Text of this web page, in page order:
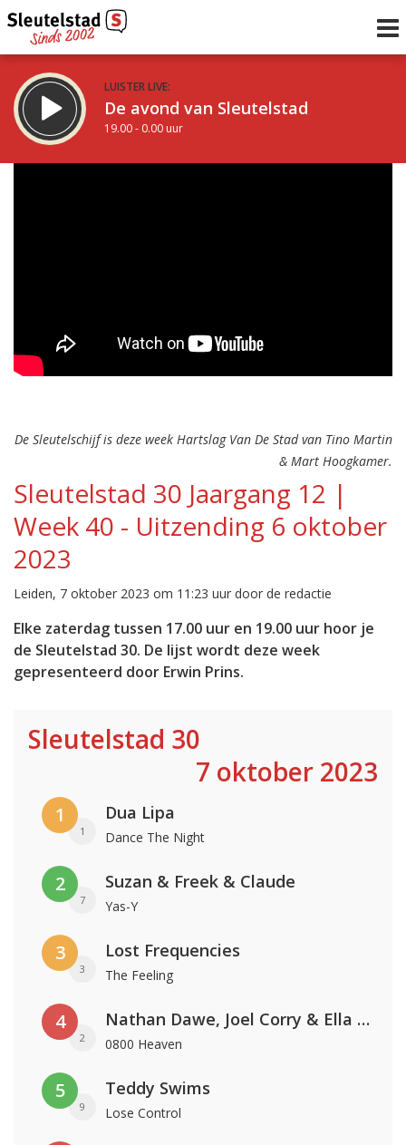
LUISTER LIVE:
De avond van Sleutelstad
19.00 - 0.00 uur
De Sleutelschijf is deze week Hartslag Van De Stad van Tino Martin
& Mart Hoogkamer.
Sleutelstad 30 Jaargang 12 |
Week 40 - Uitzending 6 oktober
2023
Leiden, 7 oktober 2023 om 11:23 uur door de redactie
Elke zaterdag tussen 17.00 uur en 19.00 uur hoor je
de Sleutelstad 30. De lijst wordt deze week
gepresenteerd door Erwin Prins.
Sleutelstad 30
7 oktober 2023
1
1
Dua Lipa
Dance The Night
2
7
Suzan & Freek & Claude
Yas-Y
3
3
Lost Frequencies
The Feeling
4
2
Nathan Dawe, Joel Corry & Ella Henderson
0800 Heaven
5
9
Teddy Swims
Lose Control